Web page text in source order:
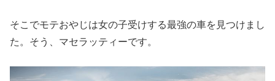
そこでモテおやじは女の子受けする最強の車を見つけまし
た。そう、マセラッティーです。